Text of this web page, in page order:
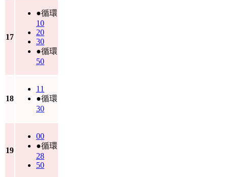
17
●循環
10
20
30
●循環
50
18
11
●循環
30
19
00
●循環
28
50